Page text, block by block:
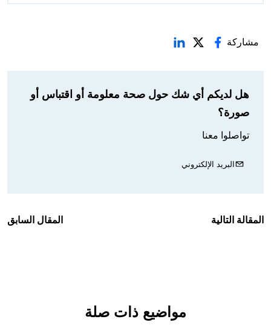
مشاركة
هل لديكم أي شك حول صحة معلومة أو اقتباس أو
صورة؟
تواصلوا معنا
البريد الإلكتروني
المقالة التالية المقال السابق
مواضيع ذات صلة